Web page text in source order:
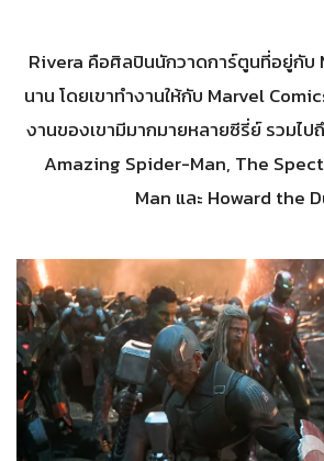
Rivera คือศิลปินนักวาดการ์ตูนที่อยู่กับ
นาน โดยเขาทำงานให้กับ Marvel
งานของเขามีมากมายหลายซีรี่ย์ รวมไ
Amazing Spider-Man, The
Man และ Howard the